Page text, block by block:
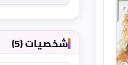
شخصيات (5)